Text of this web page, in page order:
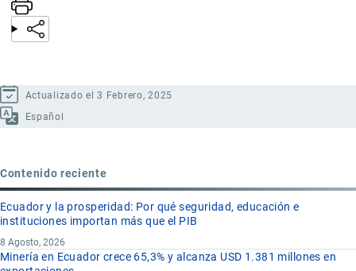
Actualizado el 3 Febrero, 2025
Español
Contenido reciente
Ecuador y la prosperidad: Por qué seguridad, educación e
instituciones importan más que el PIB
8 Agosto, 2026
Minería en Ecuador crece 65,3% y alcanza USD 1.381 millones en